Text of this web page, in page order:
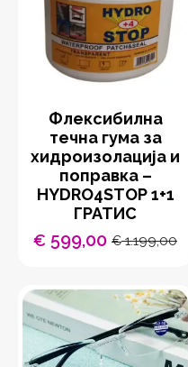
Флексибилна
течна гума за
хидроизолација и
поправка –
HYDRO4STOP 1+1
ГРАТИС
€1.199,00
Original
was:
€ 1.199,00.
€ 599,00Current
is:
€ 599,00.